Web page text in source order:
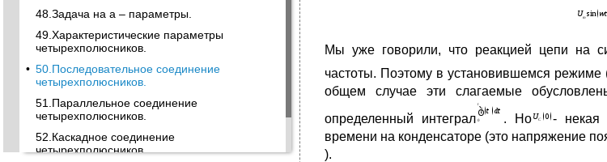
48.Задача на а – параметры.
49.Характеристические параметры
четырехполюсников.
• 50.Последовательное соединение
четырехполюсников.
51.Параллельное соединение
четырехполюсников.
52.Каскадное соединение
четырехполюсников.
Мы уже говорили, что реакцией цепи на
частоты. Поэтому в установившемся
общем случае эти слагаемые
определенный интеграл
. Но
- некая
времени на конденсаторе (это напряжение
).